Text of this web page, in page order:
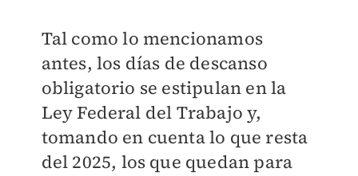
Tal como lo mencionamos
antes, los días de descanso
obligatorio se estipulan en la
Ley Federal del Trabajo y,
tomando en cuenta lo que resta
del 2025, los que quedan para